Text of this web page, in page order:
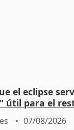
el eclipse
útil para el
07/08/2026